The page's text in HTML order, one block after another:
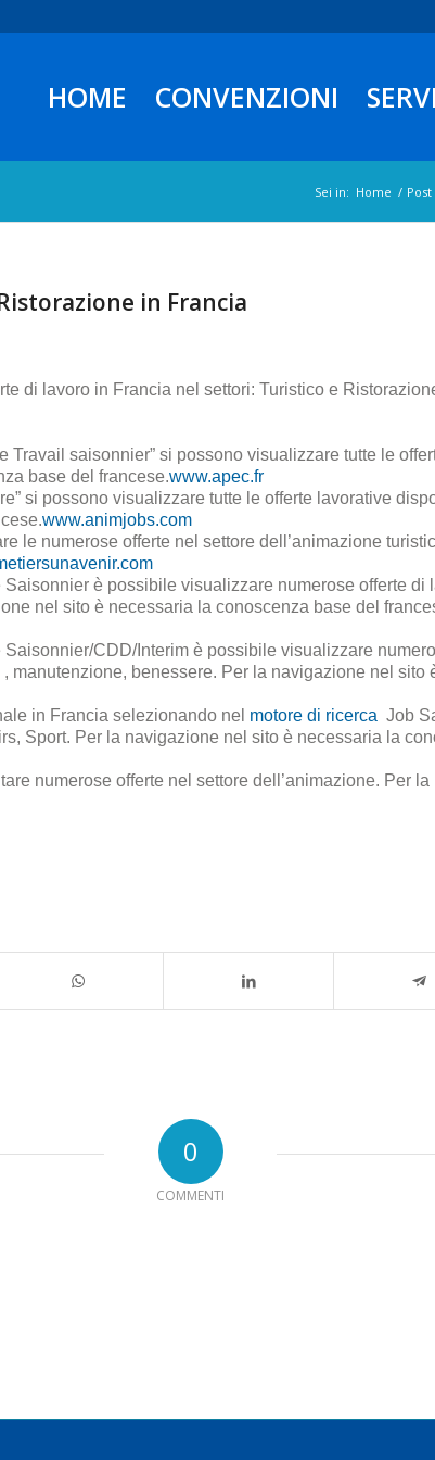
HOME CONVENZIONI
Sei in: Home / Post
in Francia
di lavoro in Francia nel settori: Turistico e
Travail saisonnier” si possono visualizzare tutte le
base del francese.www.apec.fr
si possono visualizzare tutte le offerte lavorative
www.animjobs.com
le numerose offerte nel settore dell’animazione
Saisonnier è possibile visualizzare numerose offerte di
nel sito è necessaria la conoscenza base del
Saisonnier/CDD/Interim è possibile visualizzare
manutenzione, benessere. Per la navigazione nel sito
in Francia selezionando nel motore di ricerca Job
Sport. Per la navigazione nel sito è necessaria la
numerose offerte nel settore dell’animazione. Per
0
COMMENTI